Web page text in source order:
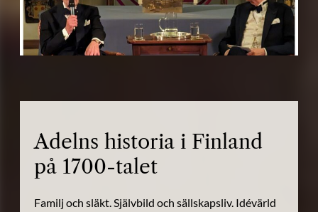
Adelns historia i Finland
på 1700-talet
Familj och släkt. Självbild och sällskapsliv. Idévärld